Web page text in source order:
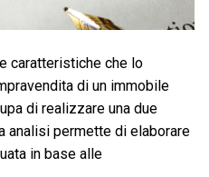
caratteristiche che lo
di un immobile
di realizzare una due
analisi permette di elaborare
in base alle